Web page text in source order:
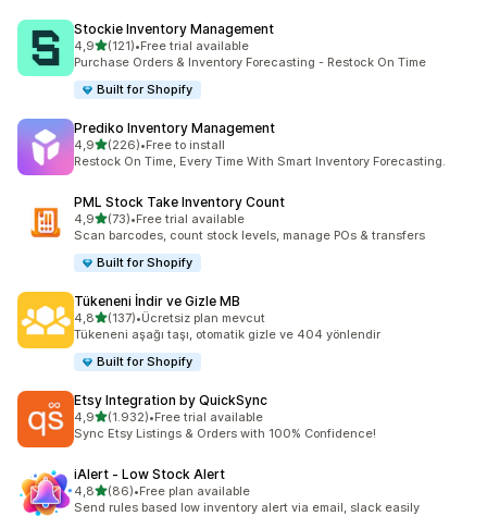
Stockie Inventory Management
4,95 yıldız üzerinden
(121)
toplam 121 değerlendirme
•Free trial available
Purchase Orders & Inventory Forecasting - Restock On Time
Built for Shopify
Prediko Inventory Management
4,95 yıldız üzerinden
(226)
toplam 226 değerlendirme
•Free to install
Restock On Time, Every Time With Smart Inventory Forecasting.
PML Stock Take Inventory Count
4,95 yıldız üzerinden
(73)
toplam 73 değerlendirme
•Free trial available
Scan barcodes, count stock levels, manage POs & transfers
Built for Shopify
Tükeneni İndir ve Gizle MB
4,85 yıldız üzerinden
(137)
toplam 137 değerlendirme
•Ücretsiz plan mevcut
Tükeneni aşağı taşı, otomatik gizle ve 404 yönlendir
Built for Shopify
Etsy Integration by QuickSync
4,95 yıldız üzerinden
(1.932)
toplam 1932 değerlendirme
•Free trial available
Sync Etsy Listings & Orders with 100% Confidence!
iAlert ‑ Low Stock Alert
4,85 yıldız üzerinden
(86)
toplam 86 değerlendirme
•Free plan available
Send rules based low inventory alert via email, slack easily